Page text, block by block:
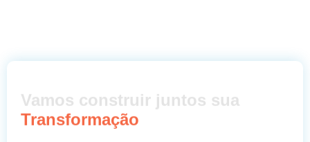
Vamos construir juntos sua
Transformação